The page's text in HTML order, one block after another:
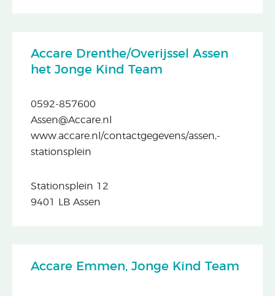
Accare Drenthe/Overijssel Assen
het Jonge Kind Team
0592-857600
Assen@Accare.nl
www.accare.nl/contactgegevens/assen,-
stationsplein
Stationsplein 12
9401 LB Assen
Accare Emmen, Jonge Kind Team